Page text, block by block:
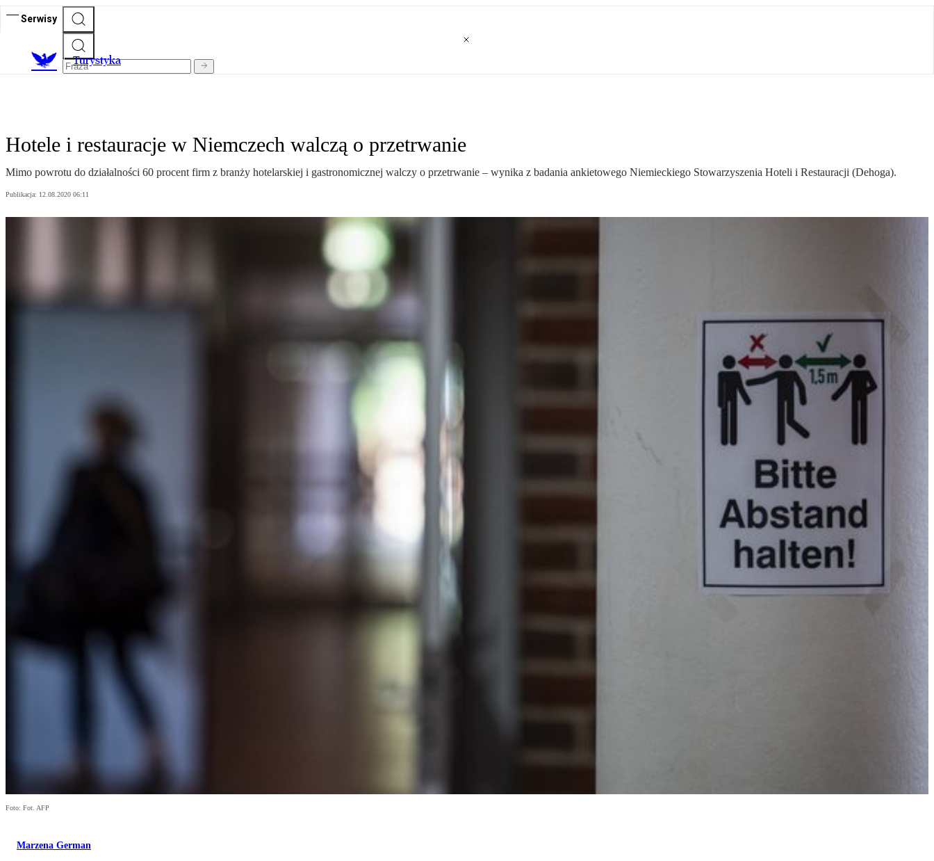
Serwisy
Turystyka
Hotele i restauracje w Niemczech walczą o przetrwanie
Mimo powrotu do działalności 60 procent firm z branży hotelarskiej i gastronomicznej walczy o przetrwanie – wynika z badania ankietowego Niemieckiego Stowarzyszenia Hoteli i Restauracji (Dehoga).
Publikacja: 12.08.2020 06:11
Foto: Fot. AFP
Marzena German